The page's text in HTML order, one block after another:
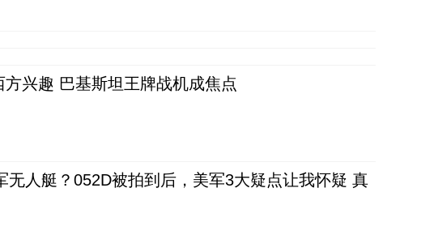
兴趣 巴基斯坦王牌战机成焦点
无人艇？052D被拍到后，美军3大疑点让我怀疑 真